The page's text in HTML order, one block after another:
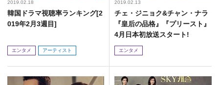
2019.02.18
韓国ドラマ視聴率ランキング[2
019年2月3週目]
エンタメ アーティスト
2019.02.13
チェ・ジニョク&チャン・ナラ
『皇后の品格』『プリースト』
4月日本初放送スタート!
エンタメ